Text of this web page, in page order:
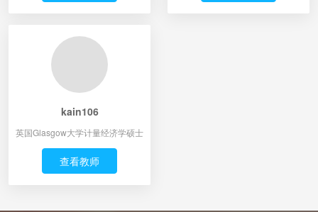
kain106
英国Glasgow大学计量经济学硕士
查看教师